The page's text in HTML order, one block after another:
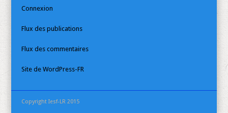
Connexion
Flux des publications
Flux des commentaires
Site de WordPress-FR
Copyright Iesf-LR 2015